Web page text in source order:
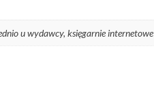
u wydawcy, księgarnie internetowe